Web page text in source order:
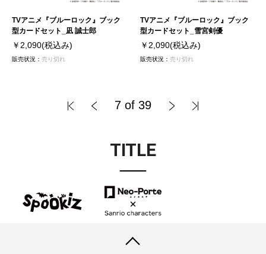
TVアニメ『ブルーロック』ブック
型カードセット_凪 誠士郎
￥2,090(税込み)
販売状況： 売り切れ
TVアニメ『ブルーロック』ブック
型カードセット_雪宮剣優
￥2,090(税込み)
販売状況：売り切れ
7 of 39
TITLE